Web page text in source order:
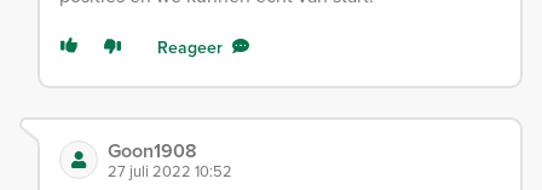
Reageer
Goon1908
27 juli 2022 10:52